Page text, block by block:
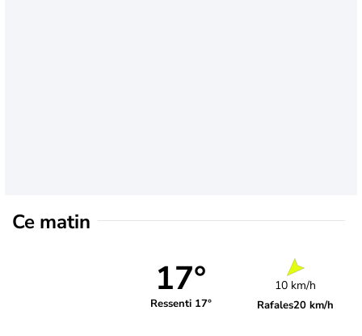
Ce matin
17°
Ressenti 17°
10 km/h
Rafales20 km/h